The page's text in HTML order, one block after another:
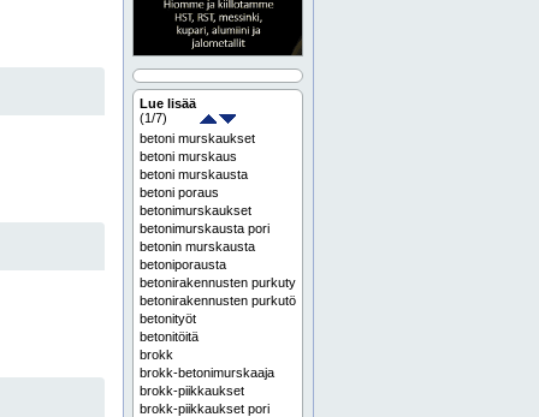
Lue lisää
(1/7)
betoni murskaukset
betoni murskaus
betoni murskausta
betoni poraus
betonimurskaukset
betonimurskausta pori
betonin murskausta
betoniporausta
betonirakennusten purkutyöt
betonirakennusten purkutöitä
betonityöt
betonitöitä
brokk
brokk-betonimurskaaja
brokk-piikkaukset
brokk-piikkaukset pori